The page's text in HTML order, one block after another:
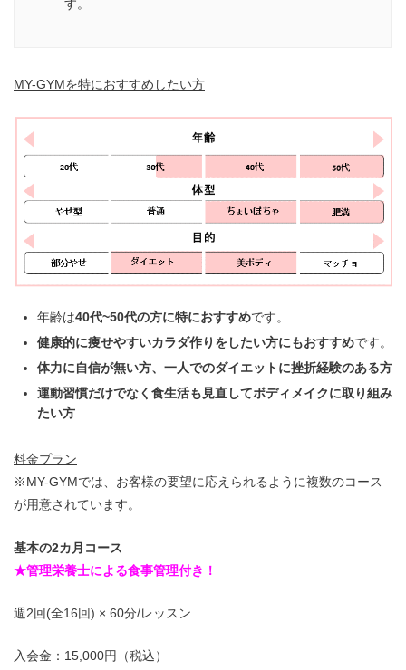
す。
MY-GYMを特におすすめしたい方
年齢は40代~50代の方に特におすすめです。
健康的に痩せやすいカラダ作りをしたい方にもおすすめです。
体力に自信が無い方、一人でのダイエットに挫折経験のある方
運動習慣だけでなく食生活も見直してボディメイクに取り組み
たい方
料金プラン
※MY-GYMでは、お客様の要望に応えられるように複数のコース
が用意されています。
基本の2カ月コース
★管理栄養士による食事管理付き！
週2回(全16回) × 60分/レッスン
入会金：15,000円（税込）